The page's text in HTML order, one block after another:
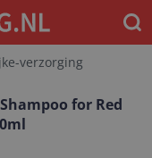
verzorging
for Red